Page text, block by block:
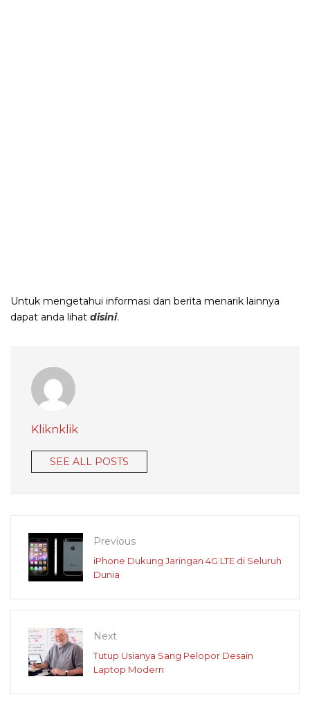
Untuk mengetahui informasi dan berita menarik lainnya
dapat anda lihat disini.
Kliknklik
SEE ALL POSTS
Previous
iPhone Dukung Jaringan 4G LTE di Seluruh
Dunia
Next
Tutup Usianya Sang Pelopor Desain
Laptop Modern